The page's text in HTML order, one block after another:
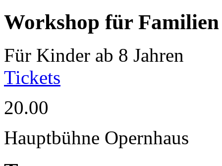
Workshop für
Für Kinder ab 8 Jahren
Tickets
20.00
Hauptbühne Opernhaus